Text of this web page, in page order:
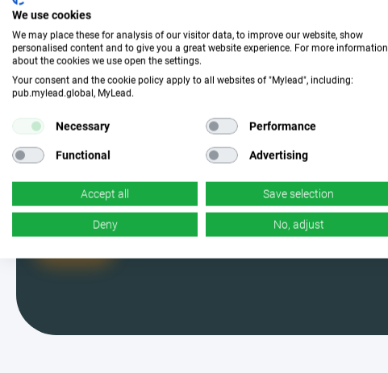
انضم إلينا واختر الحملة
المثالية
كن واحدًا من مستخدمي MyLead واختر
من بين الحملات الأكثر فعالية. نعم، قرأت
ذلك بشكل صحيح - لدينا الكثير منها.
أنا معكم
We use cookies
We may place these for analysis of our visitor data, to improve our website, show
personalised content and to give you a great website experience. For more information
about the cookies we use open the settings.
Your consent and the cookie policy apply to all websites of "Mylead", including:
pub.mylead.global, MyLead.
Necessary Performance
Functional Advertising
Accept all Save selection
Deny No, adjust